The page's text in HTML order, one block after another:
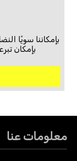
بإمكاننا سويًا
بإمكان
معلومات عنا